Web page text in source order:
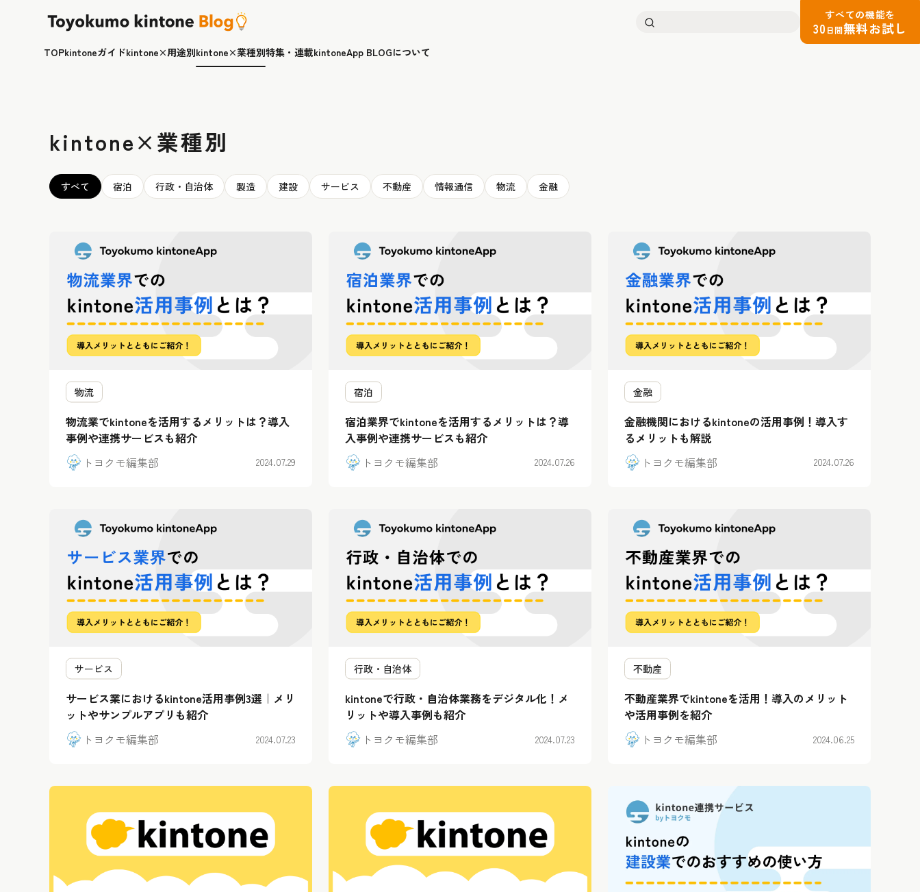
検
すべての機能を
30 日間無料お試し
TOPkintoneガイドkintone×用途別kintone×業種別特集・連載kintoneApp BLOGについて
kintone×業種別
すべて 宿泊 行政・自治体 製造 建設 サービス 不動産 情報通信 物流 金融
物流
物流業でkintoneを活用するメリットは？導入
事例や連携サービスも紹介
トヨクモ編集部
2024.07.29
宿泊
宿泊業界でkintoneを活用するメリットは？導
入事例や連携サービスも紹介
トヨクモ編集部
2024.07.26
金融
金融機関におけるkintoneの活用事例！導入す
るメリットも解説
トヨクモ編集部
2024.07.26
サービス
サービス業におけるkintone活用事例3選｜メリ
ットやサンプルアプリも紹介
トヨクモ編集部
2024.07.23
行政・自治体
kintoneで行政・自治体業務をデジタル化！メ
リットや導入事例も紹介
トヨクモ編集部
2024.07.23
不動産
不動産業界でkintoneを活用！導入のメリット
や活用事例を紹介
トヨクモ編集部
2024.06.25